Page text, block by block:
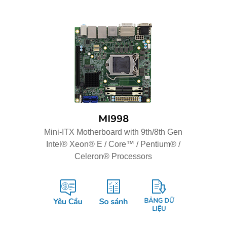
MI998
Mini-ITX Motherboard with 9th/8th Gen
Intel® Xeon® E / Core™ / Pentium® /
Celeron® Processors